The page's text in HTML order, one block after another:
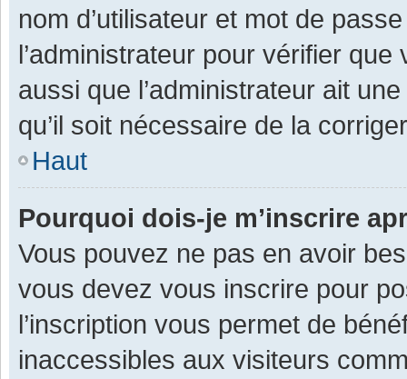
nom d’utilisateur et mot de
l’administrateur pour vérifier
aussi que l’administrateur ait
qu’il soit nécessaire de la
Haut
Pourquoi dois-je m’inscrire
Vous pouvez ne pas en avoir
vous devez vous inscrire pour
l’inscription vous permet de
inaccessibles aux visiteurs